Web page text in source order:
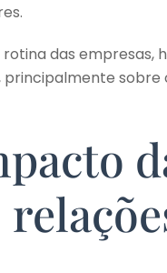
das empresas,